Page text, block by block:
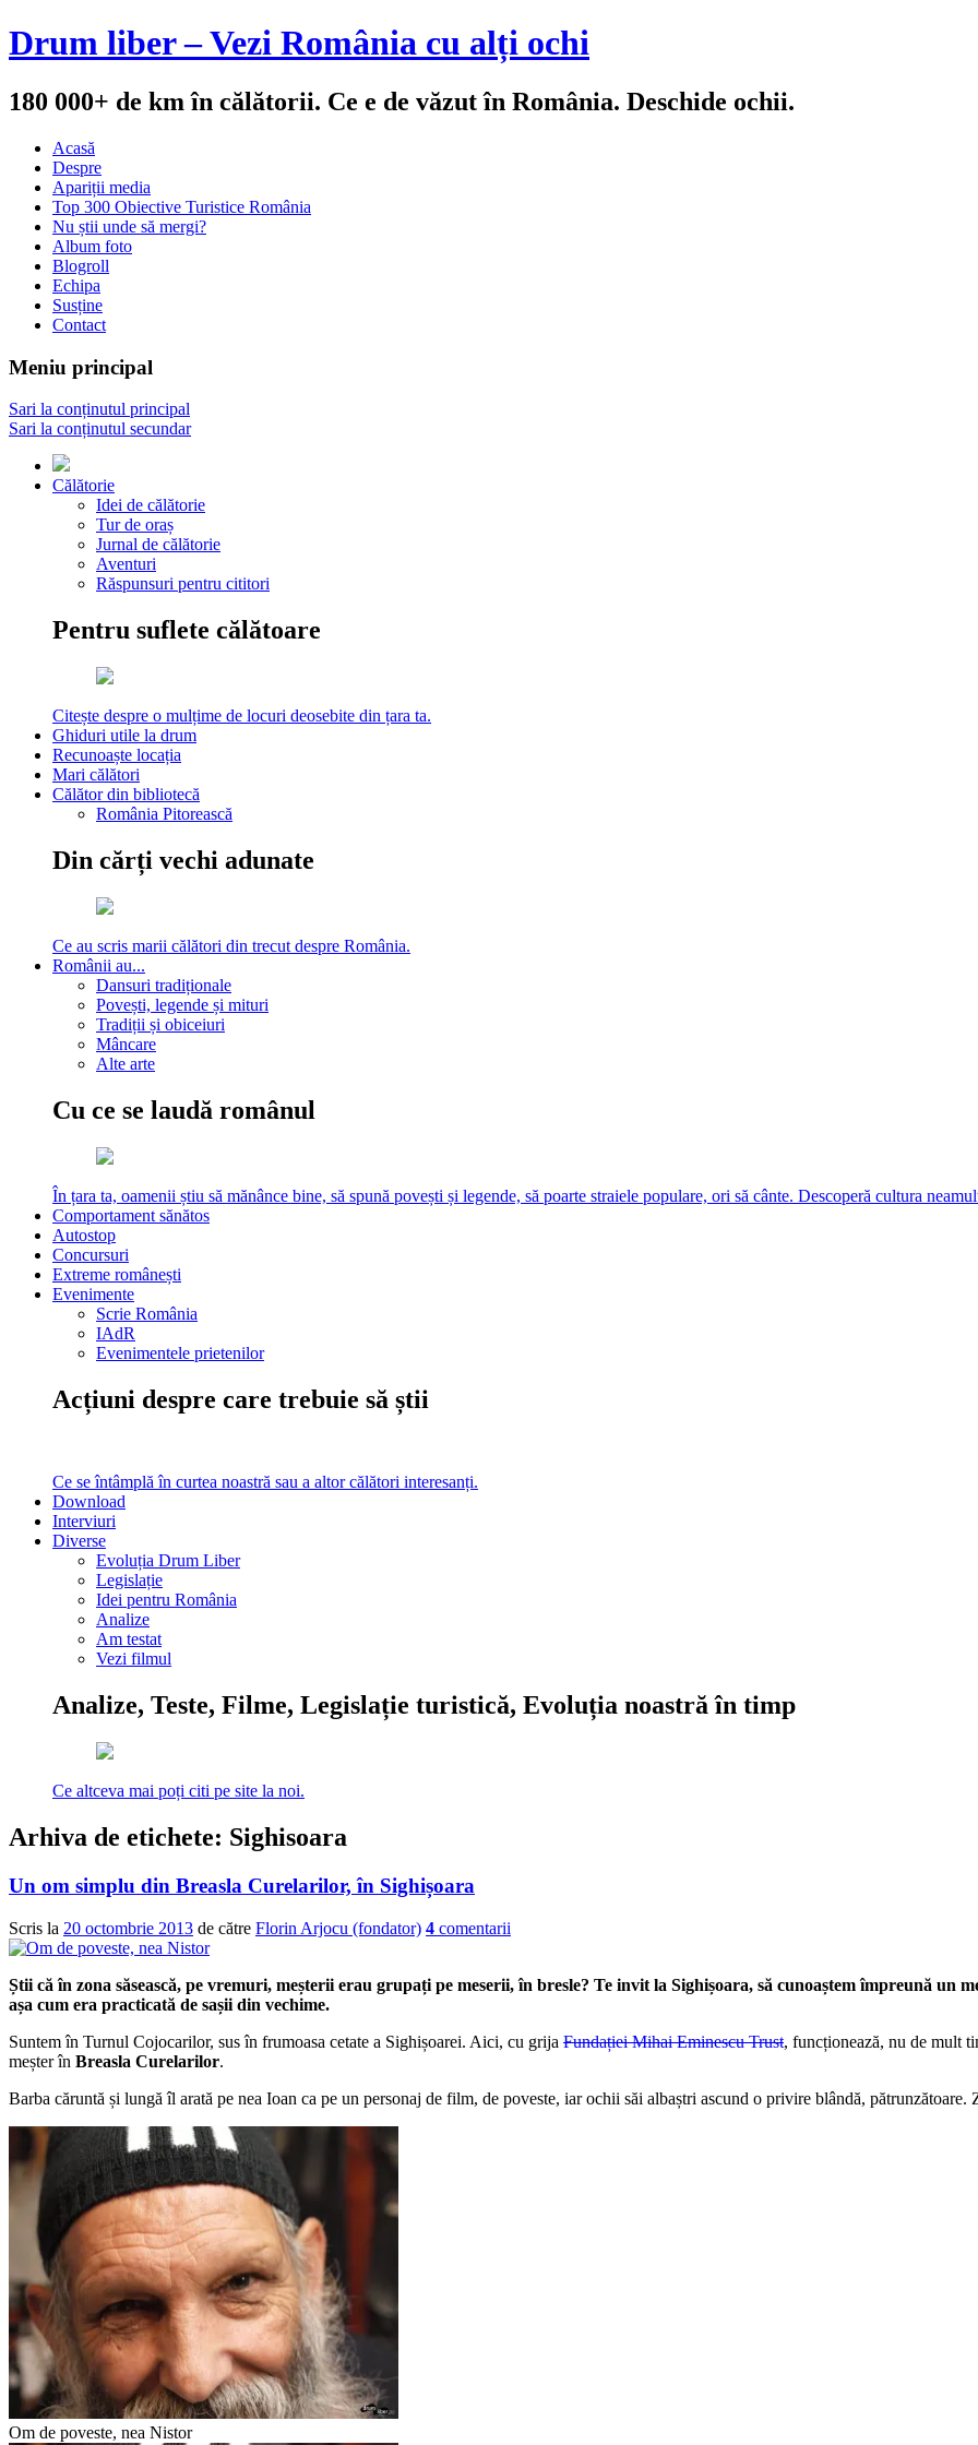
Drum liber – Vezi România cu alți ochi
180 000+ de km în călătorii. Ce e de văzut în România. Deschide ochii.
Acasă
Despre
Apariții media
Top 300 Obiective Turistice România
Nu știi unde să mergi?
Album foto
Blogroll
Echipa
Susține
Contact
Meniu principal
Sari la conținutul principal
Sari la conținutul secundar
Călătorie
Idei de călătorie
Tur de oraș
Jurnal de călătorie
Aventuri
Răspunsuri pentru cititori
Pentru suflete călătoare
Citește despre o mulțime de locuri deosebite din țara ta.
Ghiduri utile la drum
Recunoaște locația
Mari călători
Călător din bibliotecă
România Pitorească
Din cărți vechi adunate
Ce au scris marii călători din trecut despre România.
Românii au...
Dansuri tradiționale
Povești, legende și mituri
Tradiții și obiceiuri
Mâncare
Alte arte
Cu ce se laudă românul
În țara ta, oamenii știu să mănânce bine, să spună povești și legende, să poarte straiele populare, ori să cânte. Descoperă cultura
Comportament sănătos
Autostop
Concursuri
Extreme românești
Evenimente
Scrie România
IAdR
Evenimentele prietenilor
Acțiuni despre care trebuie să știi
Ce se întâmplă în curtea noastră sau a altor călători interesanți.
Download
Interviuri
Diverse
Evoluția Drum Liber
Legislație
Idei pentru România
Analize
Am testat
Vezi filmul
Analize, Teste, Filme, Legislație turistică, Evoluția noastră în timp
Ce altceva mai poți citi pe site la noi.
Arhiva de etichete: Sighisoara
Un om simplu din Breasla Curelarilor, în Sighișoara
Scris la 20 octombrie 2013 de către Florin Arjocu (fondator) 4 comentarii
Știi că în zona săsească, pe vremuri, meșterii erau grupați pe meserii, în bresle? Te invit la Sighișoara, să cunoaștem împreună un
așa cum era practicată de sașii din vechime.
Suntem în Turnul Cojocarilor, sus în frumoasa cetate a Sighișoarei. Aici, cu grija Fundației Mihai Eminescu Trust, funcționează, nu de mult
meșter în Breasla Curelarilor.
Barba căruntă și lungă îl arată pe nea Ioan ca pe un personaj de film, de poveste, iar ochii săi albaștri ascund o privire blândă, pătrunzătoare.
Om de poveste, nea Nistor